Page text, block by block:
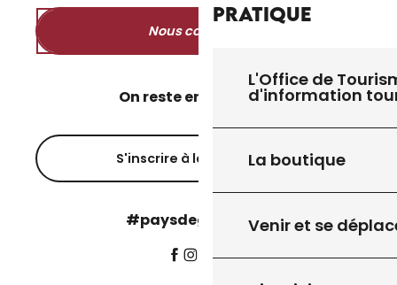
Pratique
L'Office de
d'information
La boutique
Venir et se
Nous contacter
On reste en contact ?
S'inscrire à la newsletter
#paysdegourdon !